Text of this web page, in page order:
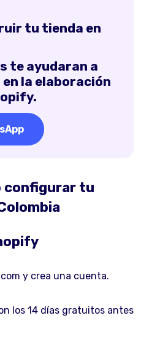
tu tienda en
te ayudaran a
la elaboración
configurar tu
y crea una cuenta.
los 14 días gratuitos antes